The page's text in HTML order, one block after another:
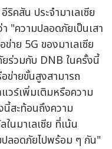
คสัน ประจำมาเลเซีย
"ความปลอดภัยเป็นเสา
าย 5G ของมาเลเซีย
ร่วมกับ DNB ในครั้งนี้
ข่ายขั้นสูงสามารถ
วร์เพิ่มเติมหรือความ
นี้สะท้อนถึงความ
นมาเลเซีย ที่เน้น
ลอดภัยไปพร้อม ๆ กัน"